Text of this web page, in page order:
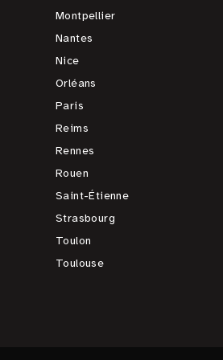
Montpellier
Nantes
Nice
Orléans
Paris
Reims
Rennes
Rouen
Saint-Étienne
Strasbourg
Toulon
Toulouse